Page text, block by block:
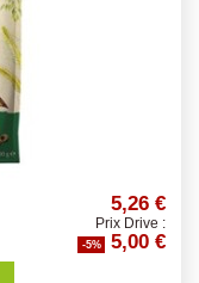
5,26 €
Prix Drive :
-5% 5,00 €